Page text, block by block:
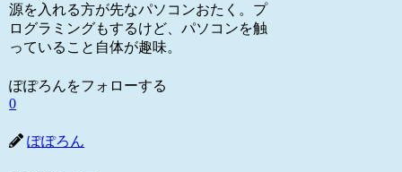
源を入れる方が先なパソコンおたく。プ
ログラミングもするけど、パソコンを触
っていること自体が趣味。
ぽぽろんをフォローする
0
ぽぽろん